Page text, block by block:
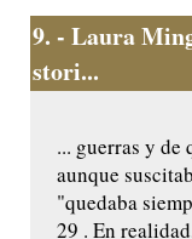
9. - Laura
stori...
... guerras y de
aunque
"quedaba
29 . En